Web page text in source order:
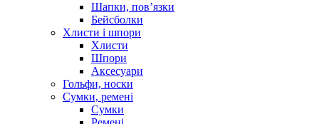
Шапки, пов’язки
Бейсболки
Хлисти і шпори
Хлисти
Шпори
Аксесуари
Гольфи, носки
Сумки, ремені
Сумки